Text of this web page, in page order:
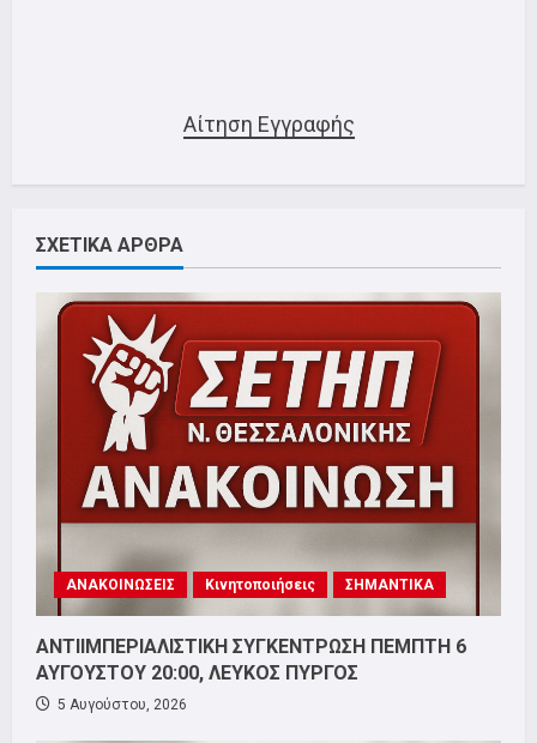
Αίτηση Εγγραφής
ΣΧΕΤΙΚΑ ΑΡΘΡΑ
ΑΝΑΚΟΙΝΩΣΕΙΣ Κινητοποιήσεις ΣΗΜΑΝΤΙΚΑ
ΑΝΤΙΙΜΠΕΡΙΑΛΙΣΤΙΚΗ ΣΥΓΚΕΝΤΡΩΣΗ ΠΕΜΠΤΗ 6
ΑΥΓΟΥΣΤΟΥ 20:00, ΛΕΥΚΟΣ ΠΥΡΓΟΣ
5 Αυγούστου, 2026